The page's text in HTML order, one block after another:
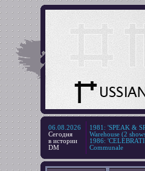
06.08.2026
Сегодня
в истории
DM
1981 : 'SPEAK &
Warehouse (2
1986:
Communale